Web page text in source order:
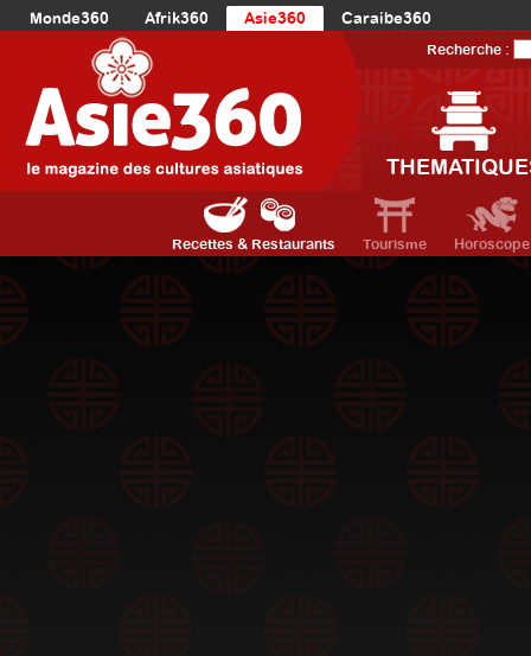
Monde360 Afrik360 Asie360
Caraibe360
Europe360
AmériqueDuNord360
Océanie360
Recherche :
Recettes & Restaurants Tourisme Horoscope